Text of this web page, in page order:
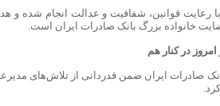
با رعایت قوانین، شفافیت و عدالت انجام
خانواده بزرگ بانک صادرات ایران است.
در کنار هم
بانک صادرات ایران ضمن قدردانی از تلاش‌های